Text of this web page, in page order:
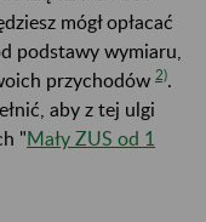
mógł opłacać
podstawy wymiaru,
przychodów 2).
aby z tej ulgi
"Mały ZUS od 1